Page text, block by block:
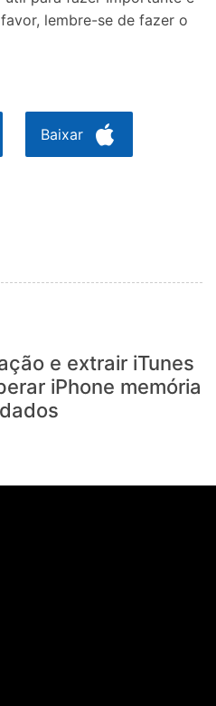
lembre-se de fazer o
Baixar
e extrair iTunes
iPhone memória